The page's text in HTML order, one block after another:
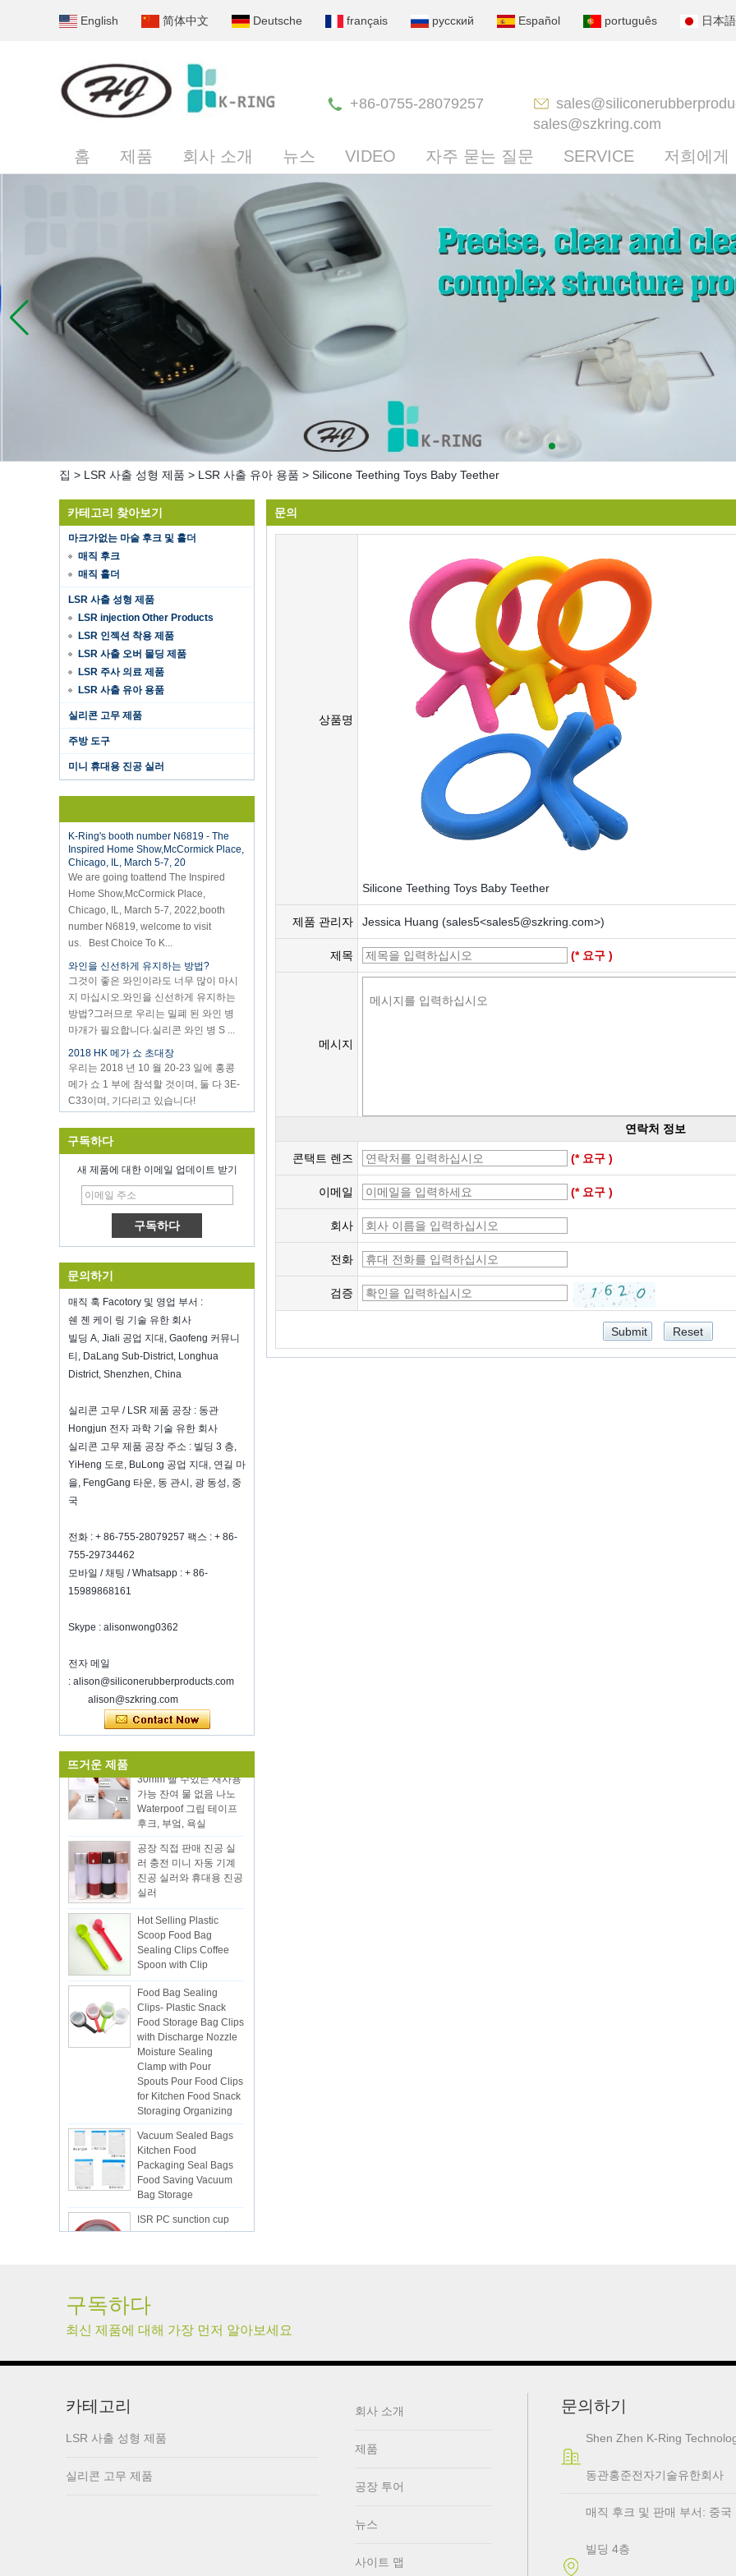
English 简体中文 Deutsche français русский Español português 日本語
+86-0755-28079257
sales@szkring.com
홈 제품 회사 소개 뉴스 VIDEO 자주 묻는 질문 SERVICE 저희에게
집 > LSR 사출 성형 제품 > LSR 사출 유아 용품 > Silicone Teething Toys Baby Teether
카테고리 찾아보기
마크가없는 마술 후크 및 홀더
매직 후크
매직 홀더
LSR 사출 성형 제품
LSR injection Other Products
LSR 인젝션 착용 제품
LSR 사출 오버 몰딩 제품
LSR 주사 의료 제품
LSR 사출 유아 용품
실리콘 고무 제품
주방 도구
미니 휴대용 진공 실러
Hot selling products
vacuum sealer 1) For the vacuum
sealer, we have two versions, updated
version with theautomatically vacuum
sensor...
K-Ring's booth number N6819 - The
Inspired Home Show,McCormick Place,
Chicago, IL, March 5-7, 20
We are going toattend The Inspired
Home Show,McCormick Place,
Chicago, IL, March 5-7, 2022,booth
number N6819, welcome to visit
us. Best Choice To K...
그것이 좋은 와인이라도 너무 많이 마시
지 마십시오.와인을 신선하게 유지하는
방법?그러므로 우리는 밀폐 된 와인 병
마개가 필요합니다.실리콘 와인 병 S ...
2018 HK 메가 쇼 초대장
우리는 2018 년 10 월 20-23 일에 홍콩
메가 쇼 1 부에 참석할 것이며, 둘 다 3E-
C33이며, 기다리고 있습니다!
영감을받은 홈 쇼에서 우리와 만나는 것
Chicago IL USA.부스 N6819.
식품 저장 진공 실러
새해 전체에 걸쳐 당신의 일에 행운을 빈
심천 Kring은 8 온료에 다시 열립니
면 Wendy에 문의하십시오.전자 메일
: sales5@kring.com 전화 / Whatsapp
Hot selling products
Hot selling products :portable mini
vacuum sealer 1) For the vacuum
sealer, we have two versions, updated
version with theautomatically vacuum
sensor...
Inspired Home Show,McCormick Place,
We are going toattend The Inspired
Home Show,McCormick Place,
Chicago, IL, March 5-7, 2022,booth
number N6819, welcome to visit
us. Best Choice To K...
그것이 좋은 와인이라도 너무 많이 마시
지 마십시오.와인을 신선하게 유지하는
방법?그러므로 우리는 밀폐 된 와인 병
마개가 필요합니다.실리콘 와인 병 S ...
우리는 2018 년 10 월 20-23 일에 홍콩
C33이며, 기다리고 있습니다!
영감을받은 홈 쇼에서 우리와 만나는 것
을 환영합니다, McCormick Place
Chicago IL USA.부스 N6819.
식품 저장 진공 실러
다
심천 Kring은 8 온료에 다시 열립니
다.2022. 더 많은 Bussiness 정보를 보려
면 Wendy에 문의하십시오.전자 메일
: sales5@kring.com 전화 / Whatsapp
: +8 ...
구독하다
새 제품에 대한 이메일 업데이트 받기
문의하기
매직 훅 Facotory 및 영업 부서 :
쉔 젠 케이 링 기술 유한 회사
빌딩 A, Jiali 공업 지대, Gaofeng 커뮤니
티, DaLang Sub-District, Longhua
District, Shenzhen, China
실리콘 고무 / LSR 제품 공장 : 동관
Hongjun 전자 과학 기술 유한 회사
실리콘 고무 제품 공장 주소 : 빌딩 3 층,
YiHeng 도로, BuLong 공업 지대, 연길 마
을, FengGang 타운, 동 관시, 광 동성, 중
국
전화 : + 86-755-28079257 팩스 : + 86-
755-29734462
모바일 / 채팅 / Whatsapp : + 86-
15989868161
Skype : alisonwong0362
전자 메일
: alison@siliconerubberproducts.com
alison@szkring.com
뜨거운 제품
친환경 뜨거운 뜨거운 판
구는 양동이와 나무 손잡
이와기구를 요리와 설정
양면 접착제 슈퍼 클리어
가능 잔여 물 없음 나노
Waterpoof 그립 테이프
후크, 부엌, 욕실
공장 직접 판매 진공 실
러 충전 미니 자동 기계
진공 실러와 휴대용 진공
실러
Hot Selling Plastic
Scoop Food Bag
Sealing Clips Coffee
Spoon with Clip
Food Bag Sealing
Clips- Plastic Snack
Food Storage Bag Clips
with Discharge Nozzle
Moisture Sealing
Clamp with Pour
Spouts Pour Food Clips
for Kitchen Food Snack
Storaging Organizing
Vacuum Sealed Bags
Kitchen Food
Packaging Seal Bags
Food Saving Vacuum
Bag Storage
ISR PC sunction cup
keypad
문의
상품명
Silicone Teething Toys Baby Teether
제품 관리자 Jessica Huang (sales5<sales5@szkring.com>)
제목 (* 요구 )
메시지
연락처 정보
콘택트 렌즈 (* 요구 )
이메일 (* 요구 )
회사
전화
검증
구독하다
최신 제품에 대해 가장 먼저 알아보세요
카테고리
LSR 사출 성형 제품
실리콘 고무 제품
회사 소개
제품
공장 투어
뉴스
사이트 맵
문의하기
Shen Zhen K-Ring
동관홍준전자기술유한회사
매직 후크 및 판매 부서: 중
빌딩 4층